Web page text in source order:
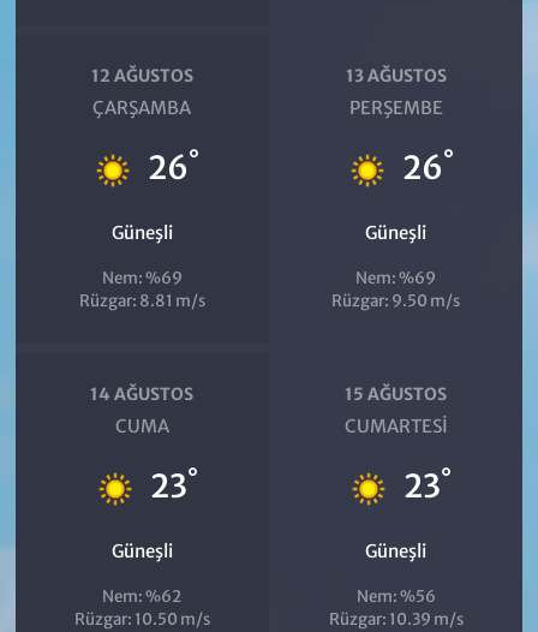
12 AĞUSTOS
ÇARŞAMBA
26°
Güneşli
Nem: %69
Rüzgar: 8.81 m/s
13 AĞUSTOS
PERŞEMBE
26°
Güneşli
Nem: %69
Rüzgar: 9.50 m/s
14 AĞUSTOS
CUMA
23°
Güneşli
Nem: %62
Rüzgar: 10.50 m/s
15 AĞUSTOS
CUMARTESI
23°
Güneşli
Nem: %56
Rüzgar: 10.39 m/s